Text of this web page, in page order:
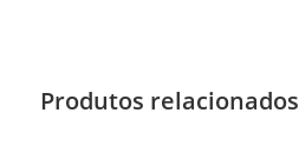
Produtos relacionados